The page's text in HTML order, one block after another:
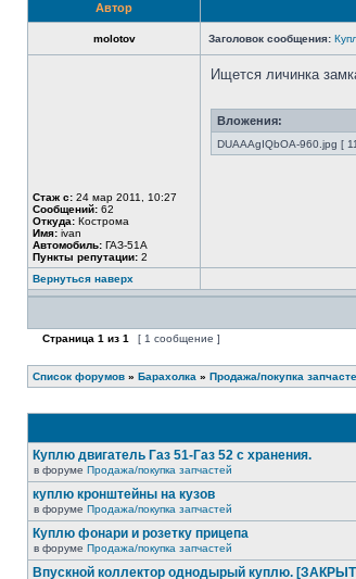
Автор
molotov Заголовок сообщения:
Стаж с: 24 мар 2011, 10:27
Сообщений: 62
Откуда: Кострома
Имя: ivan
Автомобиль: ГАЗ-51А
Пункты репутации: 2
Ищется личинка
Вложения:
DUAAAgIQbOA-960.jpg [
Вернуться наверх
Страница 1 из 1 [ 1 сообщение ]
Список форумов » Барахолка » Продажа/покупка
Куплю двигатель Газ 51-Газ 52 с хранения.
в форуме Продажа/покупка запчастей
куплю кронштейны на кузов
в форуме Продажа/покупка запчастей
Куплю фонари и розетку прицепа
в форуме Продажа/покупка запчастей
Впускной коллектор однодырый куплю.